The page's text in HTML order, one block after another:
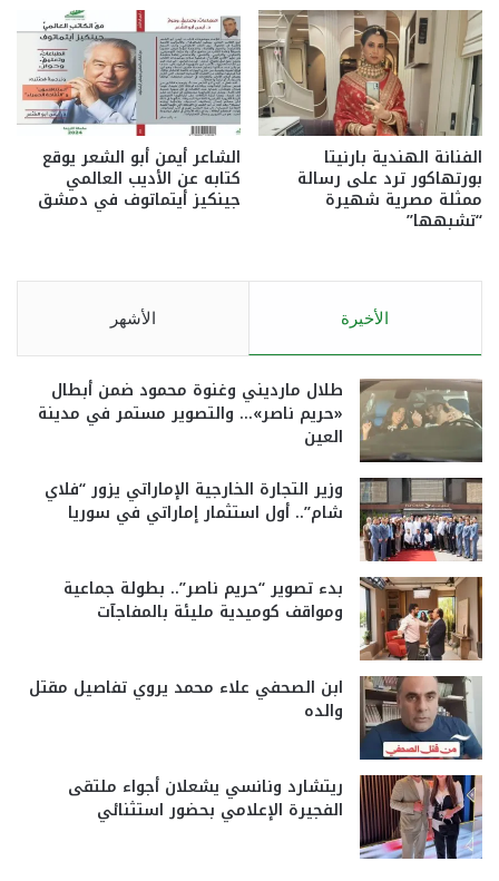
الفنانة الهندية بارنيتا
بورتهاكور ترد على رسالة
ممثلة مصرية شهيرة
“تشبهها”
الشاعر أيمن أبو الشعر يوقع
كتابه عن الأديب العالمي
جينكيز أيتماتوف في دمشق
الأخيرة الأشهر
طلال مارديني وغنوة محمود ضمن أبطال
«حريم ناصر»… والتصوير مستمر في مدينة
العين
وزير التجارة الخارجية الإماراتي يزور “فلاي
شام”.. أول استثمار إماراتي في سوريا
بدء تصوير “حريم ناصر”.. بطولة جماعية
ومواقف كوميدية مليئة بالمفاجآت
ابن الصحفي علاء محمد يروي تفاصيل مقتل
والده
ريتشارد ونانسي يشعلان أجواء ملتقى
الفجيرة الإعلامي بحضور استثنائي